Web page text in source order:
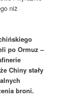
niż
po Ormuz –
Chiny stały
broni.